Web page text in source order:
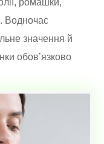
ромашки,
Водночас
значення й
обов’язково